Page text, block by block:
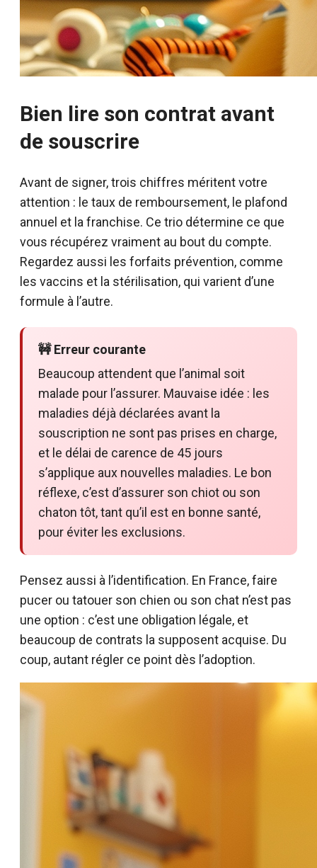
Bien lire son contrat avant
de souscrire
Avant de signer, trois chiffres méritent votre
attention : le taux de remboursement, le plafond
annuel et la franchise. Ce trio détermine ce que
vous récupérez vraiment au bout du compte.
Regardez aussi les forfaits prévention, comme
les vaccins et la stérilisation, qui varient d’une
formule à l’autre.
🚧 Erreur courante
Beaucoup attendent que l’animal soit
malade pour l’assurer. Mauvaise idée : les
maladies déjà déclarées avant la
souscription ne sont pas prises en charge,
et le délai de carence de 45 jours
s’applique aux nouvelles maladies. Le bon
réflexe, c’est d’assurer son chiot ou son
chaton tôt, tant qu’il est en bonne santé,
pour éviter les exclusions.
Pensez aussi à l’identification. En France, faire
pucer ou tatouer son chien ou son chat n’est pas
une option : c’est une obligation légale, et
beaucoup de contrats la supposent acquise. Du
coup, autant régler ce point dès l’adoption.